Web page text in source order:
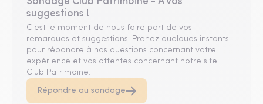
suggestions !
C'est le moment de nous faire part de vos
remarques et suggestions. Prenez quelques instants
pour répondre à nos questions concernant votre
expérience et vos attentes concernant notre site
Club Patrimoine.
Répondre au sondage